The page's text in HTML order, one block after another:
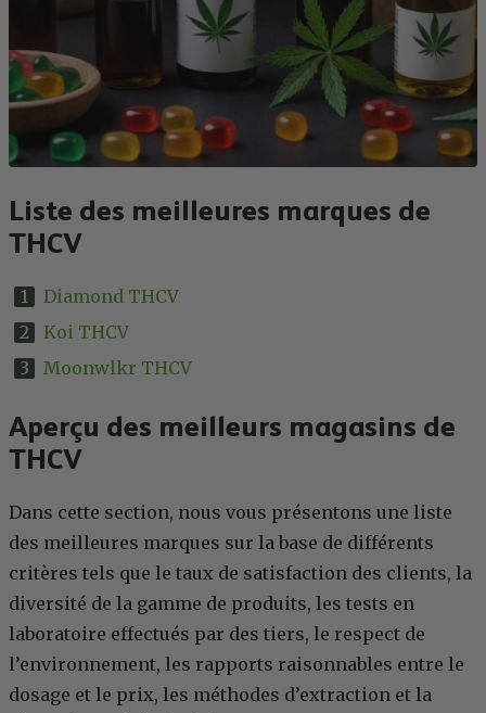
Liste des meilleures marques de
THCV
Diamond THCV
Koi THCV
Moonwlkr THCV
Aperçu des meilleurs magasins de
THCV
Dans cette section, nous vous présentons une liste
des meilleures marques sur la base de différents
critères tels que le taux de satisfaction des clients, la
diversité de la gamme de produits, les tests en
laboratoire effectués par des tiers, le respect de
l’environnement, les rapports raisonnables entre le
dosage et le prix, les méthodes d’extraction et la